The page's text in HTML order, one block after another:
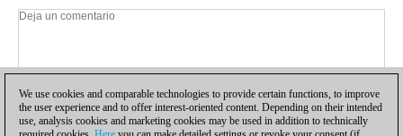
We use cookies and comparable technologies to provide certain functions, to improve
the user experience and to offer interest-oriented content. Depending on their intended
use, analysis cookies and marketing cookies may be used in addition to technically